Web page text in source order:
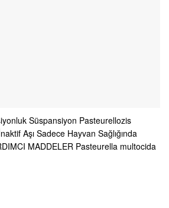
Süspansiyon Pasteurellozis
Aşı Sadece Hayvan Sağlığında
MADDELER Pasteurella multocida